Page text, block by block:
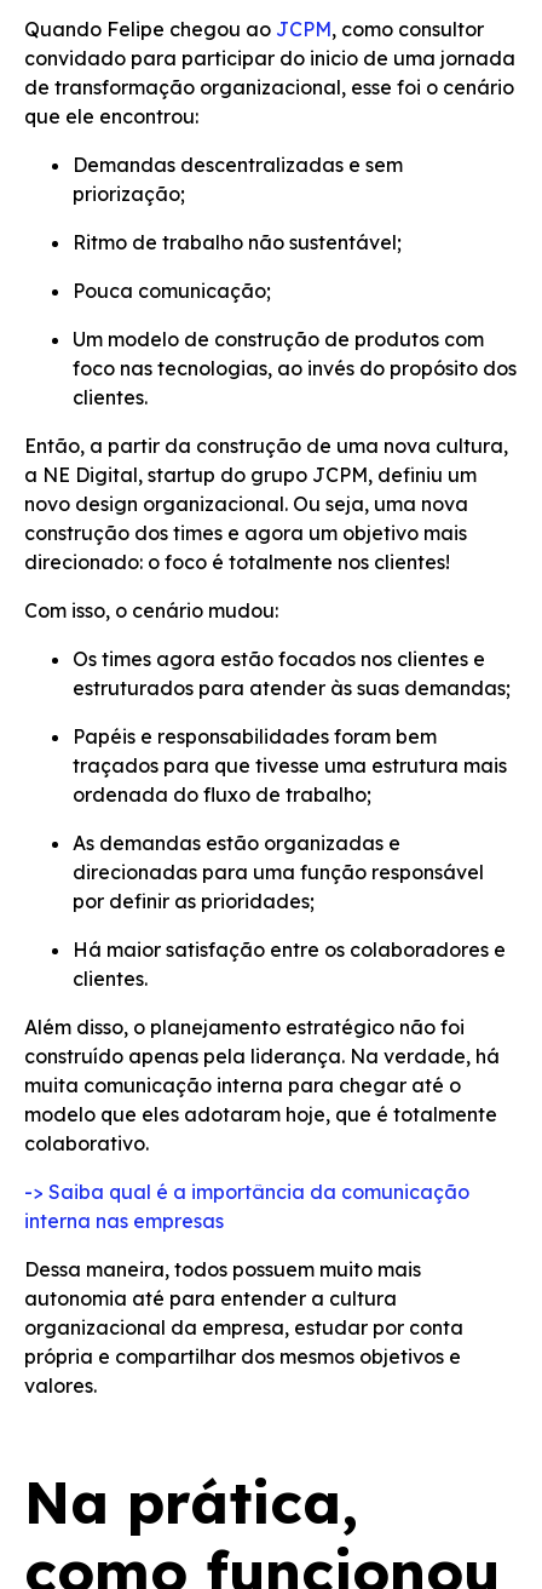
Quando Felipe chegou ao JCPM, como consultor
convidado para participar do inicio de uma jornada
de transformação organizacional, esse foi o cenário
que ele encontrou:
Demandas descentralizadas e sem
priorização;
Ritmo de trabalho não sustentável;
Pouca comunicação;
Um modelo de construção de produtos com
foco nas tecnologias, ao invés do propósito dos
clientes.
Então, a partir da construção de uma nova cultura,
a NE Digital, startup do grupo JCPM, definiu um
novo design organizacional. Ou seja, uma nova
construção dos times e agora um objetivo mais
direcionado: o foco é totalmente nos clientes!
Com isso, o cenário mudou:
Os times agora estão focados nos clientes e
estruturados para atender às suas demandas;
Papéis e responsabilidades foram bem
traçados para que tivesse uma estrutura mais
ordenada do fluxo de trabalho;
As demandas estão organizadas e
direcionadas para uma função responsável
por definir as prioridades;
Há maior satisfação entre os colaboradores e
clientes.
Além disso, o planejamento estratégico não foi
construído apenas pela liderança. Na verdade, há
muita comunicação interna para chegar até o
modelo que eles adotaram hoje, que é totalmente
colaborativo.
-> Saiba qual é a importância da comunicação
interna nas empresas
Dessa maneira, todos possuem muito mais
autonomia até para entender a cultura
organizacional da empresa, estudar por conta
própria e compartilhar dos mesmos objetivos e
valores.
Na prática,
como funcionou